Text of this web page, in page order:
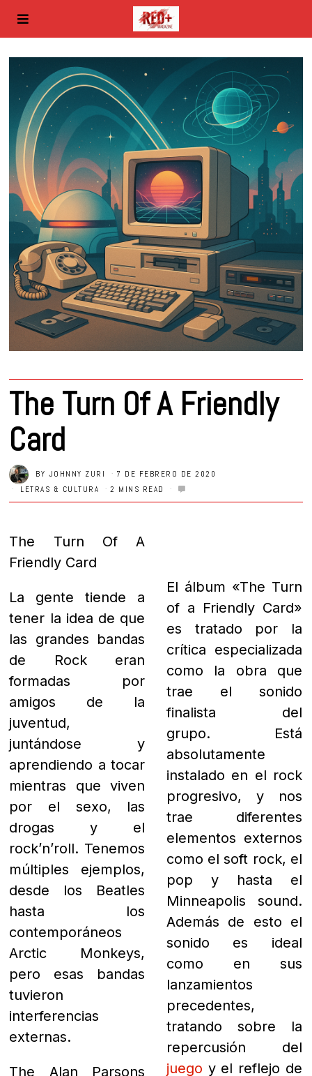
The Turn Of A Friendly
Card
BY JOHNNY ZURI
7 DE FEBRERO DE 2020
LETRAS & CULTURA
2 MINS READ
The Turn Of A
Friendly Card
La gente tiende a
tener la idea de que
las grandes bandas
de Rock eran
formadas por
amigos de la
juventud,
juntándose y
aprendiendo a tocar
mientras que viven
por el sexo, las
drogas y el
rock’n’roll. Tenemos
múltiples ejemplos,
desde los Beatles
hasta los
contemporáneos
Arctic Monkeys,
pero esas bandas
tuvieron
interferencias
externas.
The Alan Parsons
of a Friendly Card»
es tratado por la
crítica especializada
como la obra que
trae el sonido
finalista del
grupo. Está
absolutamente
instalado en el rock
progresivo, y nos
trae diferentes
elementos externos
como el soft rock, el
pop y hasta el
Minneapolis sound.
Además de esto el
sonido es ideal
como en sus
lanzamientos
precedentes,
tratando sobre la
repercusión del
juegoy el reflejo de
ello en nuestra